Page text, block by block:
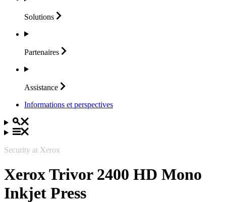
Solutions
Partenaires
Assistance
Informations et perspectives
Security at Xerox
Xerox Trivor 2400 HD Mono
Inkjet Press